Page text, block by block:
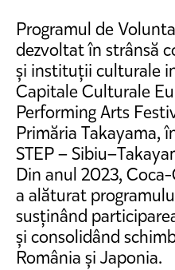
Programul de
dezvoltat în strânsă
și instituții culturale
Capitale Culturale
Performing Arts
Primăria Takayama,
STEP –
Din anul 2023,
a alăturat
susținând
și consolidând
România și Japonia.